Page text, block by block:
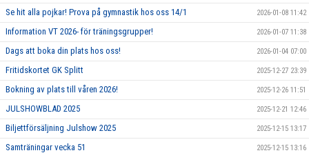
Se hit alla pojkar! Prova på gymnastik hos oss 14/1 2026-01-08 11:42
Information VT 2026- för träningsgrupper! 2026-01-07 11:38
Dags att boka din plats hos oss! 2026-01-04 07:00
Fritidskortet GK Splitt 2025-12-27 23:39
Bokning av plats till våren 2026! 2025-12-26 11:51
JULSHOWBLAD 2025 2025-12-21 12:46
Biljettförsäljning Julshow 2025 2025-12-15 13:17
Samträningar vecka 51 2025-12-15 13:16